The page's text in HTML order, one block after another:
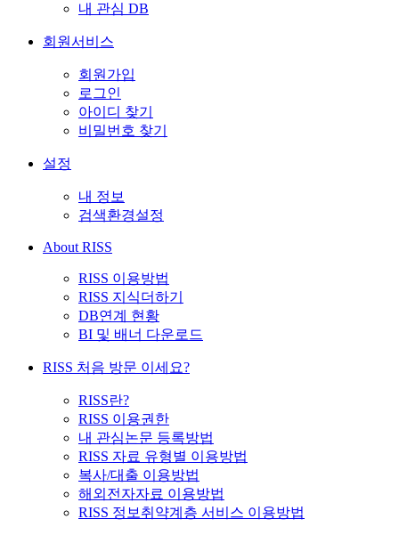
내 관심 DB
회원서비스
회원가입
로그인
아이디 찾기
비밀번호 찾기
설정
내 정보
검색환경설정
About RISS
RISS 이용방법
RISS 지식더하기
DB연계 현황
BI 및 배너 다운로드
RISS 처음 방문 이세요?
RISS란?
RISS 이용권한
내 관심논문 등록방법
RISS 자료 유형별 이용방법
복사/대출 이용방법
해외전자자료 이용방법
RISS 정보취약계층 서비스 이용방법